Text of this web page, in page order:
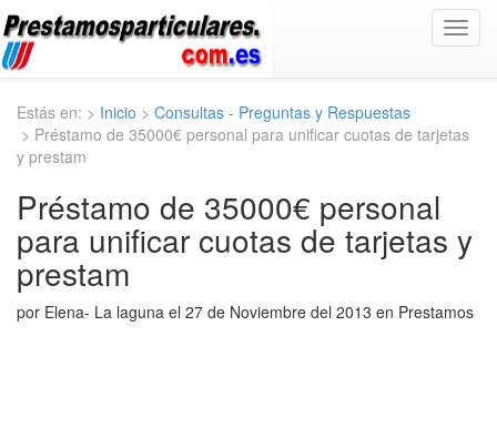
Estás en: > Inicio > Consultas - Preguntas y Respuestas
> Préstamo de 35000€ personal para unificar cuotas de tarjetas
y prestam
Préstamo de 35000€ personal
para unificar cuotas de tarjetas y
prestam
por Elena- La laguna el 27 de Noviembre del 2013 en Prestamos